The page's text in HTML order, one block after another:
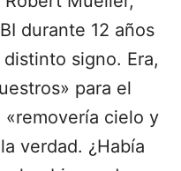
durante 12 años
signo. Era,
para el
«removería cielo y
verdad. ¿Había